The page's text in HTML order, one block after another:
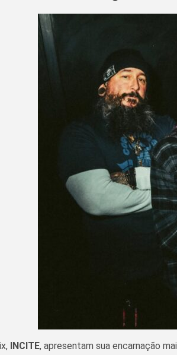
INCITE, apresentam sua encarnação